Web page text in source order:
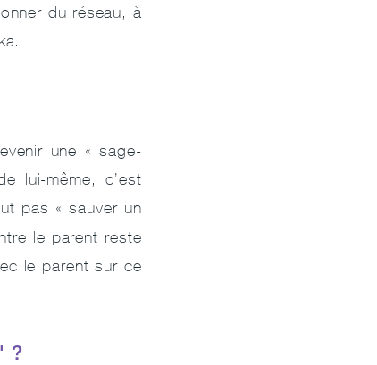
du réseau, à
une « sage-
lui-même, c’est
pas « sauver un
le parent reste
le parent sur ce
?